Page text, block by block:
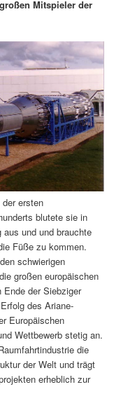
Mitspieler der
ersten
blutete sie in
und und brauchte
Füße zu kommen.
schwierigen
großen europäischen
Ende der Siebziger
des Ariane-
Europäischen
Wettbewerb stetig an.
die
der Welt und trägt
erheblich zur